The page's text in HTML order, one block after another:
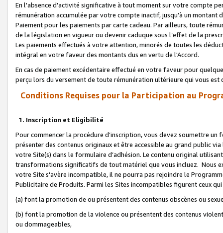
En l'absence d'activité significative à tout moment sur votre compte
rémunération accumulée par votre compte inactif, jusqu'à un montant
Paiement pour les paiements par carte cadeau. Par ailleurs, toute
de la législation en vigueur ou devenir caduque sous l’effet de la
Les paiements effectués à votre attention, minorés de toutes les
intégral en votre faveur des montants dus en vertu de l'Accord.
En cas de paiement excédentaire effectué en votre faveur pour
perçu lors du versement de toute rémunération ultérieure qui vous est
Conditions Requises pour la Participation au
1. Inscription et Eligibilité
Pour commencer la procédure d’inscription, vous devez soumettre
présenter des contenus originaux et être accessible au grand public
votre Site(s) dans le formulaire d’adhésion. Le contenu original
transformations significatifs de tout matériel que vous incluez. Nous
votre Site s'avère incompatible, il ne pourra pas rejoindre le
Publicitaire de Produits. Parmi les Sites incompatibles figurent ceux
(a) font la promotion de ou présentent des contenus obscènes ou
(b) font la promotion de la violence ou présentent des contenus
ou dommageables,